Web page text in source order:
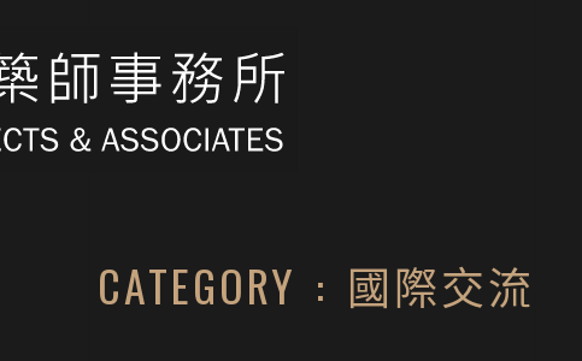
CATEGORY : 國際交流